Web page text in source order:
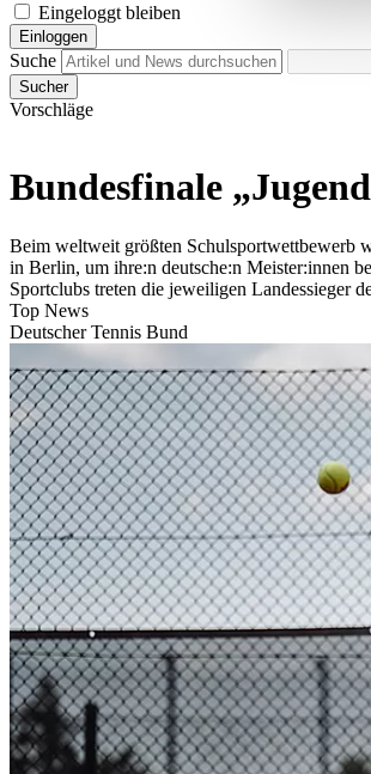
Eingeloggt bleiben
Einloggen
Suche
Sucher
Vorschläge
Bundesfinale
Beim weltweit größten Schulsportwettbewerb
in Berlin, um ihre:n deutsche:n Meister:innen
Sportclubs treten die jeweiligen Landessieger
Top News
Deutscher Tennis Bund